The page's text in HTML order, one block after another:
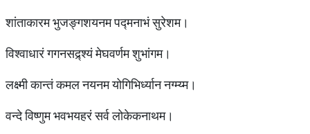
शांताकारम भुजङ्गशयनम पद्मनाभं सुरेशम।
विश्वाधारं गगनसद्र्श्यं मेघवर्णम शुभांगम।
लक्ष्मी कान्तं कमल नयनम योगिभिर्ध्यान नग्म्य्म।
वन्दे विष्णुम भवभयहरं सर्व लोकेकनाथम।